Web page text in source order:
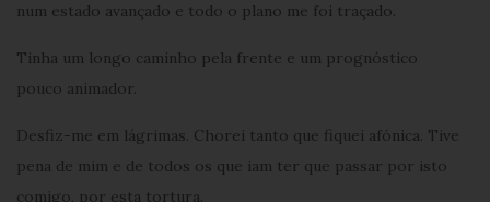
num estado avançado e todo o plano me foi traçado.
Tinha um longo caminho pela frente e um prognóstico
pouco animador.
Desfiz-me em lágrimas. Chorei tanto que fiquei afónica. Tive
pena de mim e de todos os que iam ter que passar por isto
comigo, por esta tortura.